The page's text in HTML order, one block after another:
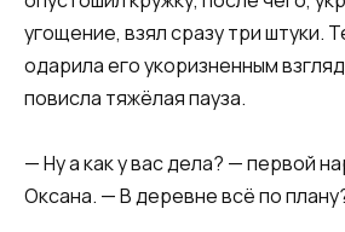
угощение, взял сразу три штуки.
одарила его укоризненным
повисла тяжёлая пауза.
— Ну а как у вас дела? — первой
Оксана. — В деревне всё по